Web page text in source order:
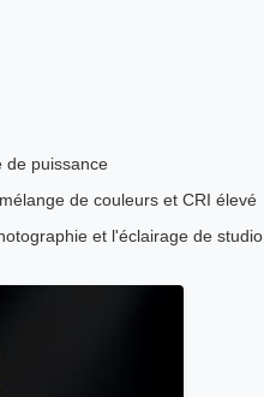
de puissance
de couleurs et CRI élevé
et l'éclairage de studio